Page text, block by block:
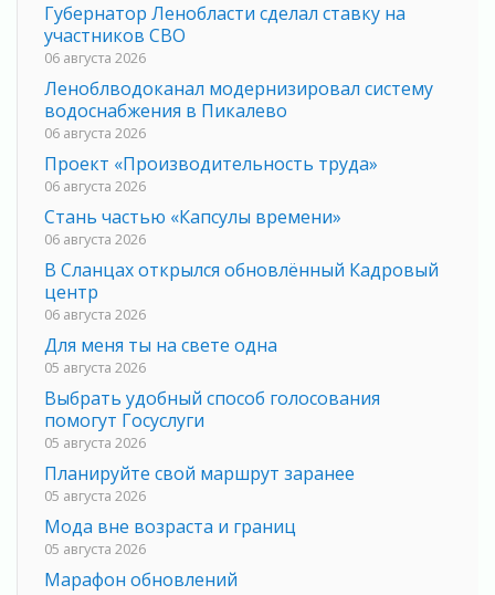
Губернатор Ленобласти сделал ставку на
участников СВО
06 августа 2026
Леноблводоканал модернизировал систему
водоснабжения в Пикалево
06 августа 2026
Проект «Производительность труда»
06 августа 2026
Стань частью «Капсулы времени»
06 августа 2026
В Сланцах открылся обновлённый Кадровый
центр
06 августа 2026
Для меня ты на свете одна
05 августа 2026
Выбрать удобный способ голосования
помогут Госуслуги
05 августа 2026
Планируйте свой маршрут заранее
05 августа 2026
Мода вне возраста и границ
05 августа 2026
Марафон обновлений